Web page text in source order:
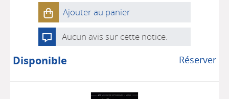
Ajouter au panier
Aucun avis sur cette notice.
Réserver
Disponible